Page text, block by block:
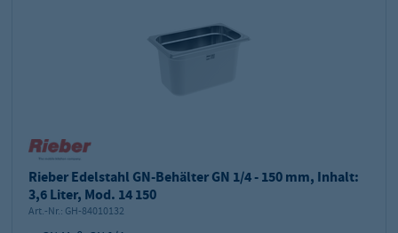
Rieber Edelstahl GN-Behälter GN 1/4 - 150 mm, Inhalt:
3,6 Liter, Mod. 14 150
Art.-Nr.: GH-84010132